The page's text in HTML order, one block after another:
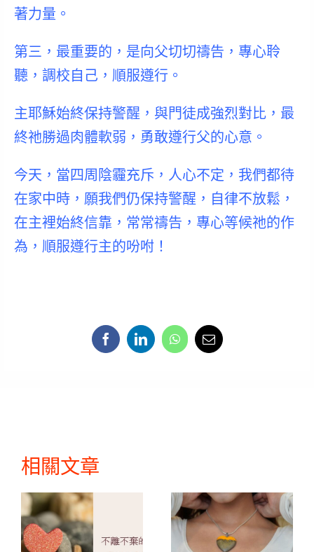
著力量。
第三，最重要的，是向父切切禱告，專心聆
聽，調校自己，順服遵行。
主耶穌始終保持警醒，與門徒成強烈對比，最
終祂勝過肉體軟弱，勇敢遵行父的心意。
今天，當四周陰霾充斥，人心不定，我們都待
在家中時， 願我們仍保持警醒，自律不放鬆，
在主裡始終信靠，常常禱告，專心等候祂的作
為，順服遵行主的吩咐！
相關文章